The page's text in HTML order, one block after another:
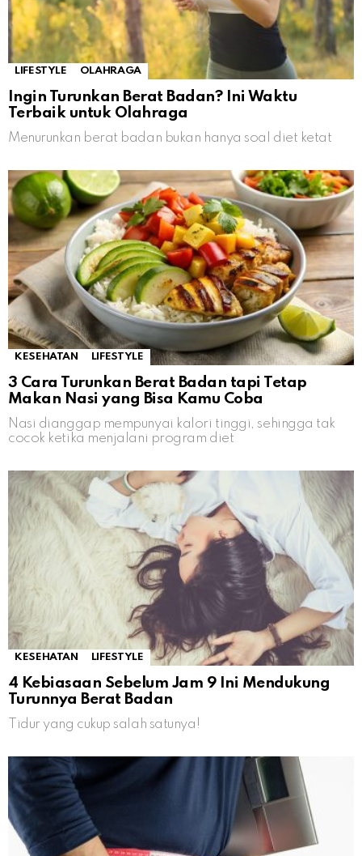
LIFESTYLE OLAHRAGA
Ingin Turunkan Berat Badan? Ini Waktu
Terbaik untuk Olahraga
Menurunkan berat badan bukan hanya soal diet ketat
KESEHATAN LIFESTYLE
3 Cara Turunkan Berat Badan tapi Tetap
Makan Nasi yang Bisa Kamu Coba
Nasi dianggap mempunyai kalori tinggi, sehingga tak
cocok ketika menjalani program diet
KESEHATAN LIFESTYLE
4 Kebiasaan Sebelum Jam 9 Ini Mendukung
Turunnya Berat Badan
Tidur yang cukup salah satunya!